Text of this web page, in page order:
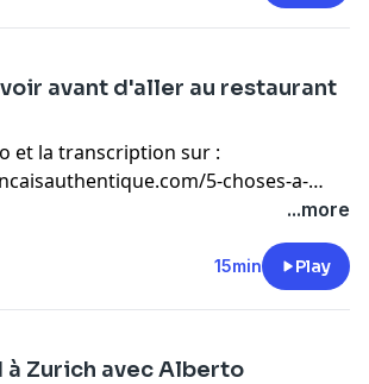
avant d'aller au restaurant
et la transcription sur :
5-choses-a-
...more
15min Play
à Zurich avec Alberto